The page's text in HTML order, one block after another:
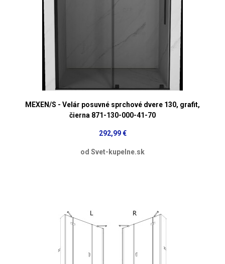
MEXEN/S - Velár posuvné sprchové dvere 130, grafit,
čierna 871-130-000-41-70
292,99 €
od Svet-kupelne.sk